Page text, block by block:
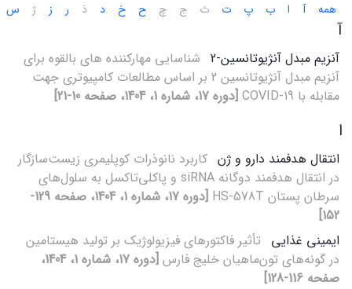
همه آ ا ب پ ت ث ج چ ح خ د ذ ر ز ژ س
آ
آنزیم مبدل آنژیوتانسین-2
شناسایی مهارکننده های بالقوه برای
آنزیم مبدل آنژیوتانسین 2 بر اساس مطالعات کامپیوتری جهت
مقابله با COVID-19
[دوره 17، شماره 1، 1404، صفحه 10-21]
ا
انتقال هدفمند دارو و ژن کاربرد نانوذرات کوپلیمری زیست‌سازگار
در انتقال هدفمند دوگانه siRNA و پاکلی‌تاکسل به سلول‌های
سرطان پستان HS-578T
[دوره 17، شماره 1، 1404، صفحه 129-
152]
ایمینی غذایی تأثیر فاکتورهای فیزیولوژیک بر تولید هیستامین
در گونه‌های تون‌ماهیان خلیج فارس
[دوره 17، شماره 1، 1404،
صفحه 116-128]